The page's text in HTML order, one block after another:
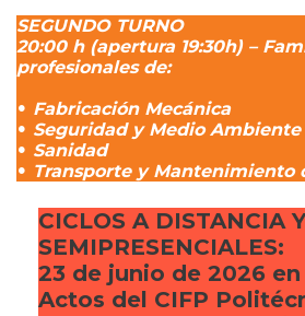
SEGUNDO TURNO
20:00 h (apertura 19:30h) –
profesionales de:
• Fabricación Mecánica
• Seguridad y Medio Ambiente
• Sanidad
• Transporte y Mantenimiento
CICLOS A DISTANCIA Y
SEMIPRESENCIALES:
23 de junio de 2026
Actos del CIFP